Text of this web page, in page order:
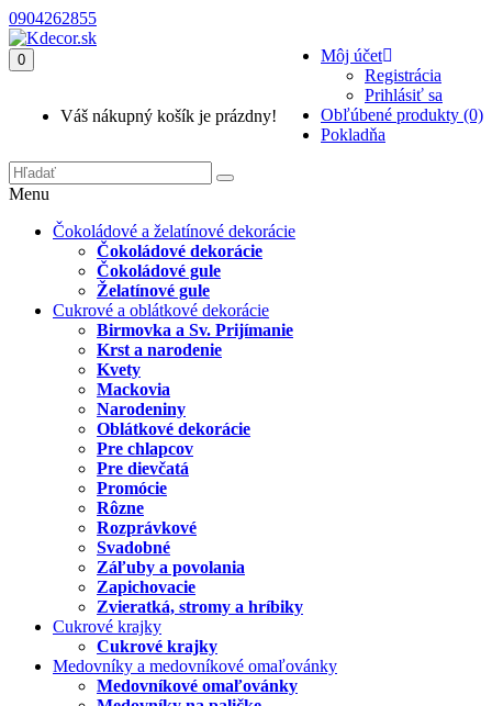
0904262855
Môj účet
Registrácia
Prihlásiť sa
Obľúbené produkty (0)
Pokladňa
0
Váš nákupný košík je prázdny!
Menu
Čokoládové a želatínové dekorácie
Čokoládové dekorácie
Čokoládové gule
Želatínové gule
Cukrové a oblátkové dekorácie
Birmovka a Sv. Prijímanie
Krst a narodenie
Kvety
Mackovia
Narodeniny
Oblátkové dekorácie
Pre chlapcov
Pre dievčatá
Promócie
Rôzne
Rozprávkové
Svadobné
Záľuby a povolania
Zapichovacie
Zvieratká, stromy a hríbiky
Cukrové krajky
Cukrové krajky
Medovníky a medovníkové omaľovánky
Medovníkové omaľovánky